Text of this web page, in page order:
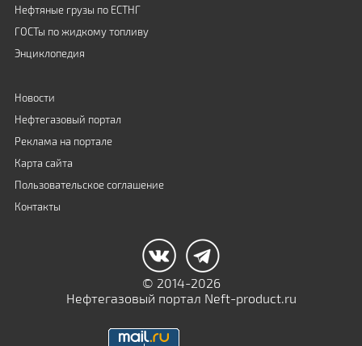
Нефтяные грузы по ЕСТНГ
ГОСТы по жидкому топливу
Энциклопедия
Новости
Нефтегазовый портал
Реклама на портале
Карта сайта
Пользовательское соглашение
Контакты
© 2014-2026
Нефтегазовый портал Neft-product.ru